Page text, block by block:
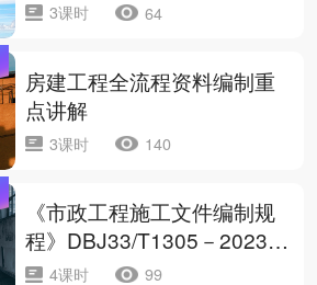
3课时 64
房建工程全流程资料编制重
点讲解
3课时 140
《市政工程施工文件编制规
程》DBJ33/T1305－2023条
文解读及实操应用
4课时 99